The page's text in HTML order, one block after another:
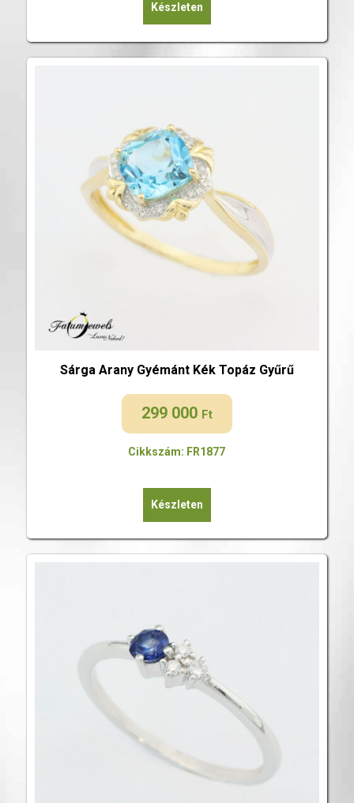
Készleten
Sárga Arany Gyémánt Kék Topáz Gyűrű
299 000 Ft
Cikkszám: FR1877
Készleten